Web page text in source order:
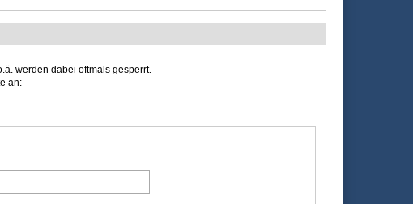
werden dabei oftmals gesperrt.
an: